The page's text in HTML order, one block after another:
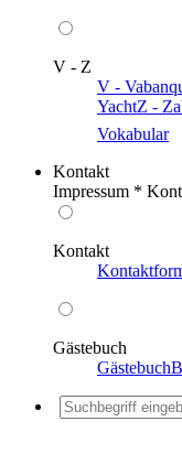
V - Z
V -
YachtZ -
Vokabular
Kontakt
Impressum *
Kontakt
Gästebuch
Gästebuch